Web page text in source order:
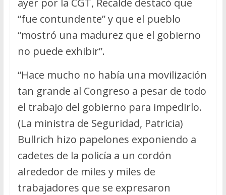
“fue contundente” y que el pueblo
“mostró una madurez que el gobierno
no puede exhibir”.
“Hace mucho no había una movilización
tan grande al Congreso a pesar de todo
el trabajo del gobierno para impedirlo.
(La ministra de Seguridad, Patricia)
Bullrich hizo papelones exponiendo a
cadetes de la policía a un cordón
alrededor de miles y miles de
trabajadores que se expresaron